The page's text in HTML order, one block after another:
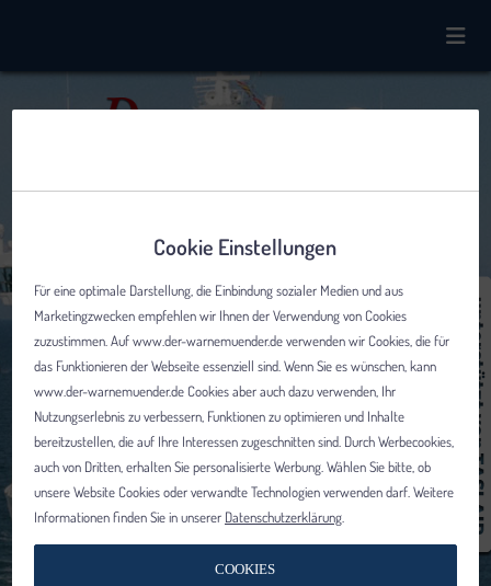
Cookie Einstellungen
Für eine optimale Darstellung, die Einbindung sozialer Medien und aus
Marketingzwecken empfehlen wir Ihnen der Verwendung von Cookies
zuzustimmen. Auf www.der-warnemuender.de verwenden wir Cookies, die für
das Funktionieren der Webseite essenziell sind. Wenn Sie es wünschen, kann
www.der-warnemuender.de Cookies aber auch dazu verwenden, Ihr
Nutzungserlebnis zu verbessern, Funktionen zu optimieren und Inhalte
bereitzustellen, die auf Ihre Interessen zugeschnitten sind. Durch Werbecookies,
auch von Dritten, erhalten Sie personalisierte Werbung. Wählen Sie bitte, ob
unsere Website Cookies oder verwandte Technologien verwenden darf. Weitere
Informationen finden Sie in unserer Datenschutzerklärung
COOKIES